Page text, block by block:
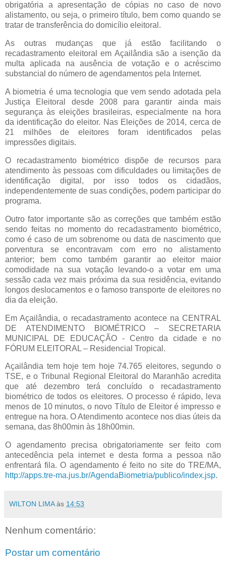
obrigatória a apresentação de cópias no caso de novo
alistamento, ou seja, o primeiro título, bem como quando se
tratar de transferência do domicílio eleitoral.
As outras mudanças que já estão facilitando o
recadastramento eleitoral em Açailândia são a isenção da
multa aplicada na ausência de votação e o acréscimo
substancial do número de agendamentos pela Internet.
A biometria é uma tecnologia que vem sendo adotada pela
Justiça Eleitoral desde 2008 para garantir ainda mais
segurança às eleições brasileiras, especialmente na hora
da identificação do eleitor. Nas Eleições de 2014, cerca de
21 milhões de eleitores foram identificados pelas
impressões digitais.
O recadastramento biométrico dispõe de recursos para
atendimento às pessoas com dificuldades ou limitações de
identificação digital, por isso todos os cidadãos,
independentemente de suas condições, podem participar do
programa.
Outro fator importante são as correções que também estão
sendo feitas no momento do recadastramento biométrico,
como é caso de um sobrenome ou data de nascimento que
porventura se encontravam com erro no alistamento
anterior; bem como também garantir ao eleitor maior
comodidade na sua votação levando-o a votar em uma
sessão cada vez mais próxima da sua residência, evitando
longos deslocamentos e o famoso transporte de eleitores no
dia da eleição.
Em Açailândia, o recadastramento acontece na CENTRAL
DE ATENDIMENTO BIOMÉTRICO – SECRETARIA
MUNICIPAL DE EDUCAÇÃO - Centro da cidade e no
FÓRUM ELEITORAL – Residencial Tropical.
Açailândia tem hoje tem hoje 74.765 eleitores, segundo o
TSE, e o Tribunal Regional Eleitoral do Maranhão acredita
que até dezembro terá concluído o recadastramento
biométrico de todos os eleitores. O processo é rápido, leva
menos de 10 minutos, o novo Título de Eleitor é impresso e
entregue na hora. O Atendimento acontece nos dias úteis da
semana, das 8h00min às 18h00min.
O agendamento precisa obrigatoriamente ser feito com
antecedência pela internet e desta forma a pessoa não
enfrentará fila. O agendamento é feito no site do TRE/MA,
http://apps.tre-ma.jus.br/AgendaBiometria/publico/index.jsp.
WILTON LIMA às 14:53
Nenhum comentário:
Postar um comentário